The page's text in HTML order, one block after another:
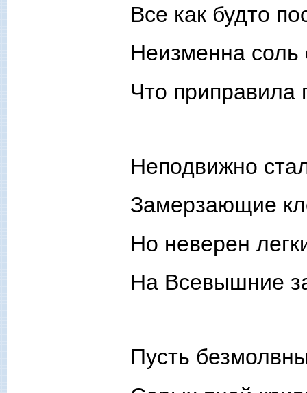
Все как будто
Неизменна соль
Что приправила
Неподвижно
Замерзающие
Но неверен
На Всевышние
Пусть